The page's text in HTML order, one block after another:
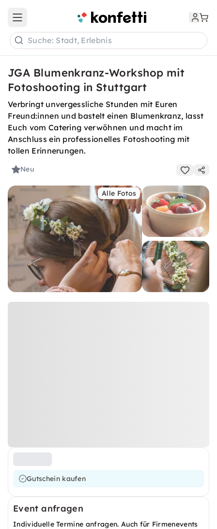
Open main menu
Suche: Stadt, Erlebnis
JGA Blumenkranz-Workshop mit
Fotoshooting in Stuttgart
Verbringt unvergessliche Stunden mit Euren
Freund:innen und bastelt einen Blumenkranz, lasst
Euch vom Catering verwöhnen und macht im
Anschluss ein professionelles Fotoshooting mit
tollen Erinnerungen.
Neu
Alle Fotos
Gutschein kaufen
Event anfragen
Individuelle Termine anfragen. Auch für Firmenevents